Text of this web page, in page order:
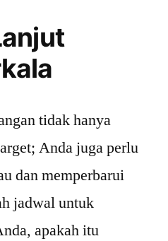
tidak hanya
Anda juga perlu
dan memperbarui
jadwal untuk
apakah itu